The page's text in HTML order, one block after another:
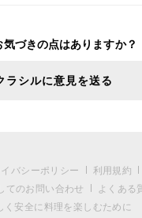
気づきの点はありますか？
ラシルに意見を送る
バシーポリシー 利用規約
てのお問い合わせ
よくある
く安全に料理を楽しむために